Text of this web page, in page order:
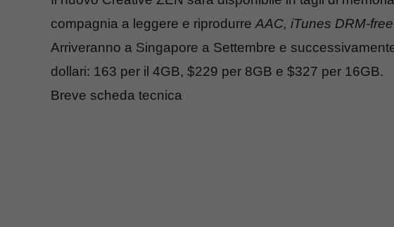
compagnia a leggere e riprodurre AAC, iTunes DRM-free
Arriveranno a Singapore a Settembre e
dollari: 163 per il 4GB, $229 per 8GB e $327 per 16GB.
Breve scheda tecnica